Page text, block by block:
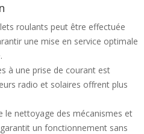
roulants peut être effectuée
une mise en service optimale
à une prise de courant est
radio et solaires offrent plus
le nettoyage des mécanismes et
un fonctionnement sans